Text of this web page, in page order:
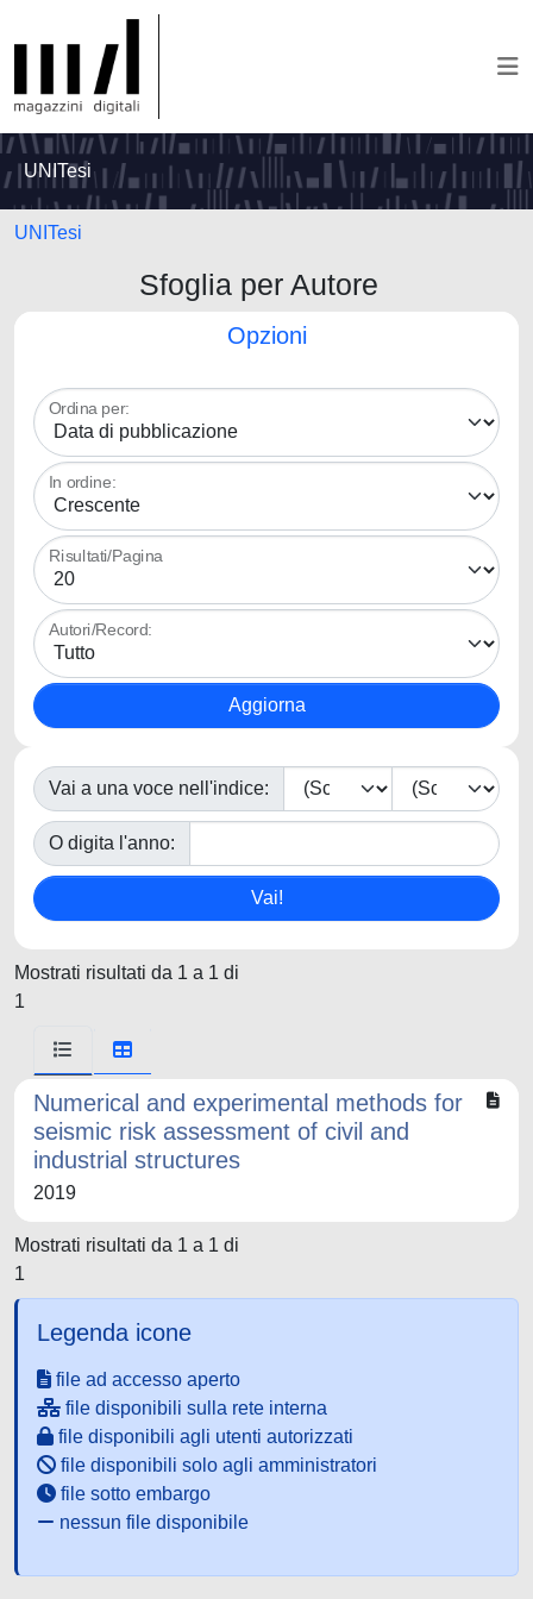
UNITesi
UNITesi
Sfoglia per Autore
Opzioni
Ordina per:
In ordine:
Risultati/Pagina
Autori/Record:
Vai a una voce nell'indice:
O digita l'anno:
Mostrati risultati da 1 a 1 di
1
Numerical and experimental methods for
seismic risk assessment of civil and
industrial structures
2019
Mostrati risultati da 1 a 1 di
1
Legenda icone
file ad accesso aperto
file disponibili sulla rete interna
file disponibili agli utenti autorizzati
file disponibili solo agli amministratori
file sotto embargo
nessun file disponibile